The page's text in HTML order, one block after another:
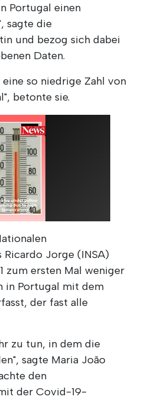
Portugal einen
sagte die
und bezog sich dabei
Daten.
so niedrige Zahl von
betonte sie.
Jorge (INSA)
zum ersten Mal weniger
in Portugal mit dem
der fast alle
zu tun, in dem die
sagte Maria João
den
der Covid-19-